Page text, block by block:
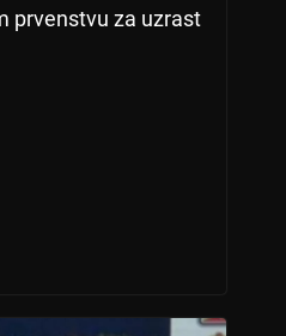
prvenstvu za uzrast